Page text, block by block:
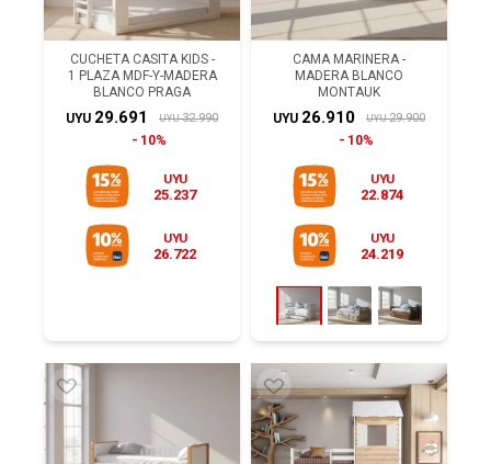
CUCHETA CASITA KIDS -
1 PLAZA MDF-Y-MADERA
BLANCO PRAGA
UYU 29.691 UYU 32.990
10%
UYU
25.237
UYU
26.722
CAMA MARINERA -
MADERA BLANCO
MONTAUK
UYU 26.910 UYU 29.900
10%
UYU
22.874
UYU
24.219